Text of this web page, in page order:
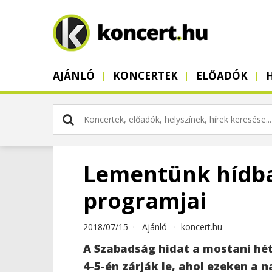
AJÁNLÓ KONCERTEK ELŐADÓK
Lementünk
programjai
2018/07/15 · Ajánló · koncert.hu
A Szabadság hidat a mostani
4-5-én zárják le, ahol ezeken a